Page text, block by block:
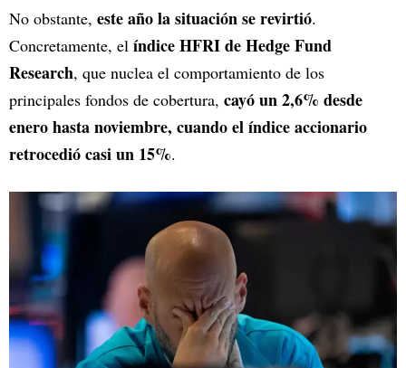
No obstante, este año la situación se revirtió.
Concretamente, el índice HFRI de Hedge Fund
Research, que nuclea el comportamiento de los
principales fondos de cobertura, cayó un 2,6% desde
enero hasta noviembre, cuando el índice accionario
retrocedió casi un 15%.